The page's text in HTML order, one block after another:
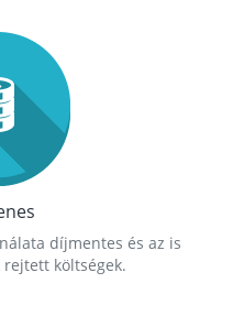
díjmentes és az is
költségek.